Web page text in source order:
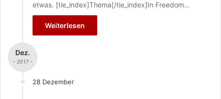
etwas. [tie_index]Thema[/tie_index]In Freedom…
Weiterlesen
Dez.
- 2017 -
28 Dezember